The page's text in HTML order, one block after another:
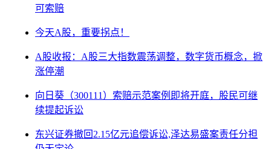
可索赔
今天A股，重要拐点！
A股收报：A股三大指数震荡调整，数字货币概念，掀
涨停潮
向日葵（300111）索赔示范案例即将开庭，股民可继
续提起诉讼
东兴证券撤回2.15亿元追偿诉讼,泽达易盛案责任分担